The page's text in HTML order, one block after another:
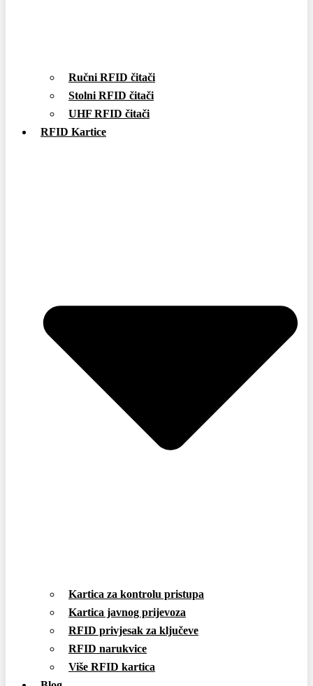
Ručni RFID čitači
Stolni RFID čitači
UHF RFID čitači
RFID Kartice
Kartica za kontrolu pristupa
Kartica javnog prijevoza
RFID privjesak za ključeve
RFID narukvice
Više RFID kartica